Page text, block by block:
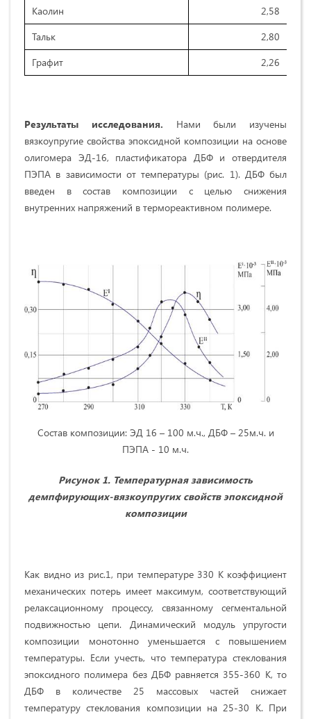
Каолин
2,58
Тальк
2,80
Графит
2,26
Результаты исследования. Нами были изучены
вязкоупругие свойства эпоксидной композиции на основе
олигомера ЭД-16, пластификатора ДБФ и отвердителя
ПЭПА в зависимости от температуры (рис. 1). ДБФ был
введен в состав композиции с целью снижения
внутренних напряжений в термореактивном полимере.
Состав композиции: ЭД 16 – 100 м.ч., ДБФ – 25м.ч. и
ПЭПА - 10 м.ч.
Рисунок 1. Температурная зависимость
демпфирующих-вязкоупругих свойств эпоксидной
композиции
Как видно из рис.1, при температуре 330 К коэффициент
механических потерь имеет максимум, соответствующий
релаксационному процессу, связанному сегментальной
подвижностью цепи. Динамический модуль упругости
композиции монотонно уменьшается с повышением
температуры. Если учесть, что температура стеклования
эпоксидного полимера без ДБФ равняется 355-360 К, то
ДБФ в количестве 25 массовых частей снижает
температуру стеклования композиции на 25-30 К. При